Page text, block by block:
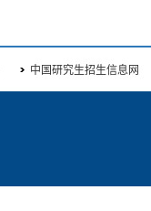
中国研究生招生信息网